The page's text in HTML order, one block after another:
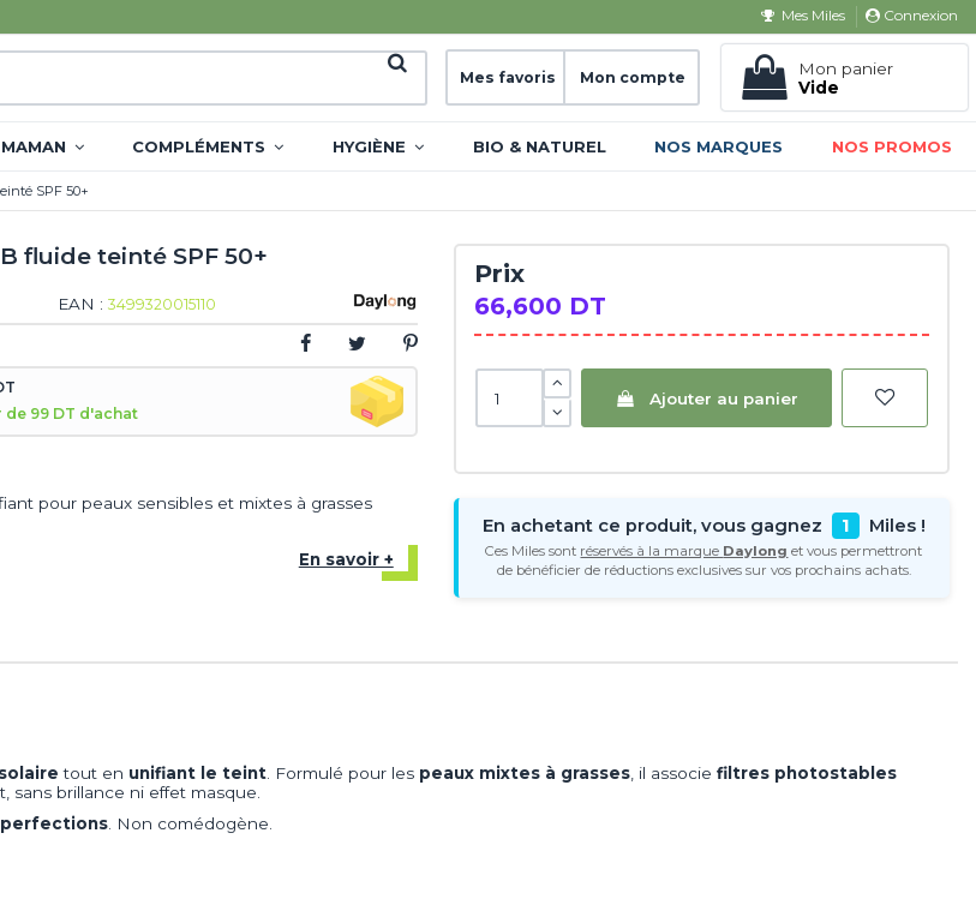
Mes Miles Connexion
Mes favoris Mon compte
Mon panier
Vide
COMPLÉMENTS HYGIÈNE BIO & NATUREL NOS MARQUES NOS PROMOS
SPF 50+
fluide teinté SPF 50+
EAN : 3499320015110
99 DT d'achat
pour peaux sensibles et mixtes à grasses
En savoir +
Prix
66,600 DT
Ajouter au panier
En achetant ce produit, vous gagnez 1 Miles !
Ces Miles sont réservés à la marque Daylong et vous permettront
de bénéficier de réductions exclusives sur vos prochains achats.
tout en unifiant le teint . Formulé pour les peaux mixtes à grasses , il associe filtres photostables
brillance ni effet masque.
. Non comédogène.